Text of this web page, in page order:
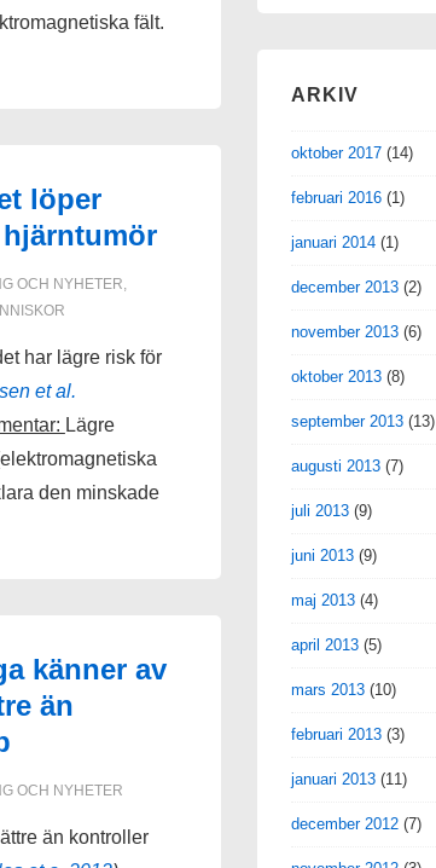
fält.
löper
OCH NYHETER
har lägre risk för
et al.
Lägre
den minskade
känner av
än
OCH NYHETER
än kontroller
ARKIV
oktober 2017 (14)
februari 2016 (1)
januari 2014 (1)
december 2013 (2)
november 2013 (6)
oktober 2013 (8)
september 2013 (13)
augusti 2013 (7)
juli 2013 (9)
juni 2013 (9)
maj 2013 (4)
april 2013 (5)
mars 2013 (10)
februari 2013 (3)
januari 2013 (11)
december 2012 (7)